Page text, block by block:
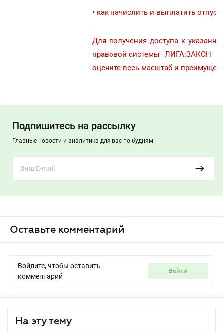
• как начислить и выплатить
Для получения доступа к
правовой системы "ЛИГА:ЗАКОН" -
оцените весь масштаб и
Подпишитесь на рассылку
Главные новости и аналитика для вас по будням
Оставьте комментарий
Войдите, чтобы оставить
комментарий
войти
На эту тему